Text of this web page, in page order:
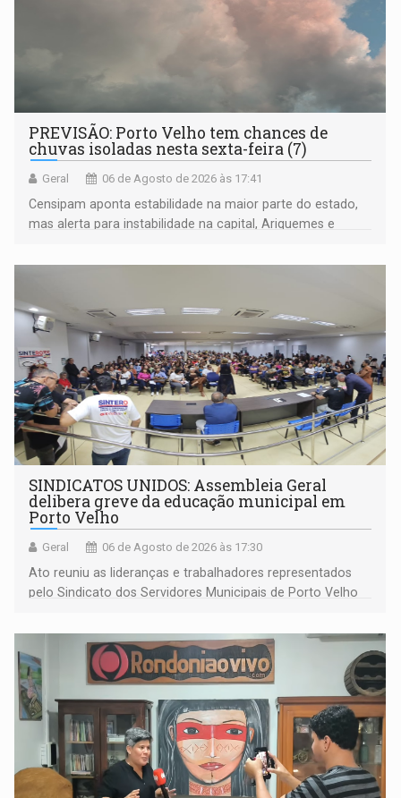
PREVISÃO: Porto Velho tem chances de
chuvas isoladas nesta sexta-feira (7)
Geral 06 de Agosto de 2026 às 17:41
Censipam aponta estabilidade na maior parte do estado,
mas alerta para instabilidade na capital, Ariquemes e
SINDICATOS UNIDOS: Assembleia Geral
delibera greve da educação municipal em
Porto Velho
Geral 06 de Agosto de 2026 às 17:30
Ato reuniu as lideranças e trabalhadores representados
pelo Sindicato dos Servidores Municipais de Porto Velho